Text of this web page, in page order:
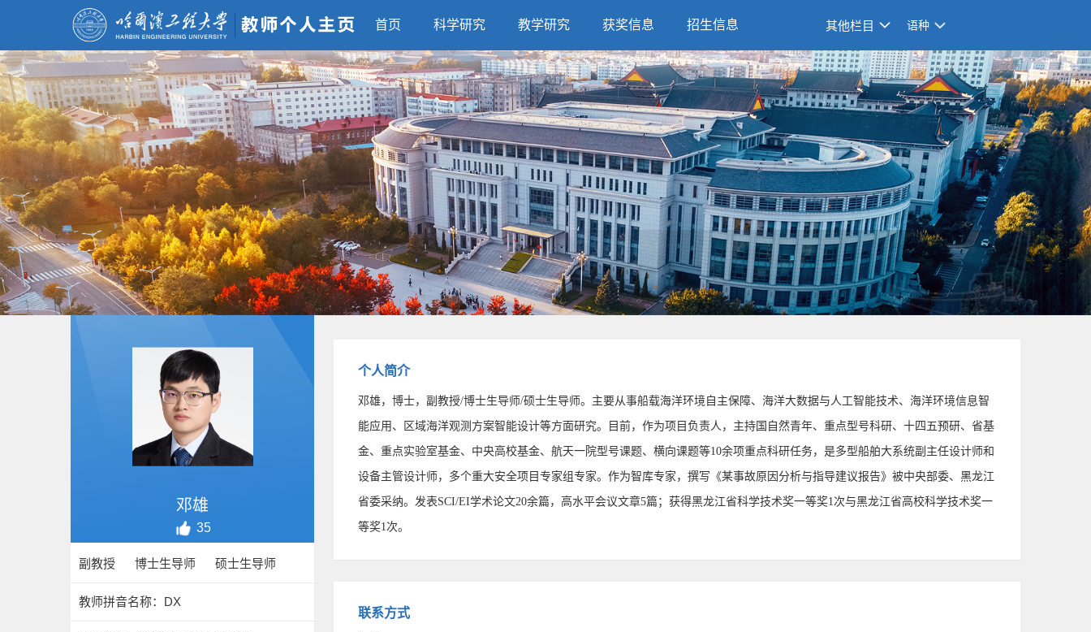
首页 科学研究 教学研究 获奖信息 招生信息 其他栏目 语种
邓雄
35
副教授 博士生导师 硕士生导师
教师拼音名称：DX
个人简介
邓雄，博士，副教授/博士生导师/硕士生导师。主要从事船载海洋环境自主保障、海洋大数据与人工智能技术、海洋环境信息智
能应用、区域海洋观测方案智能设计等方面研究。目前，作为项目负责人，主持国自然青年、重点型号科研、十四五预研、省基
金、重点实验室基金、中央高校基金、航天一院型号课题、横向课题等10余项重点科研任务，是多型船舶大系统副主任设计师和
设备主管设计师，多个重大安全项目专家组专家。作为智库专家，撰写《某事故原因分析与指导建议报告》被中央部委、黑龙江
省委采纳。发表SCI/EI学术论文20余篇，高水平会议文章5篇；获得黑龙江省科学技术奖一等奖1次与黑龙江省高校科学技术奖一
等奖1次。
联系方式